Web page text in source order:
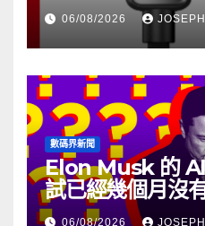
06/08/2026 JOSEPH
數碼界新聞
Elon Musk 的
試已經幾個月沒
06/08/2026 JOSEPH